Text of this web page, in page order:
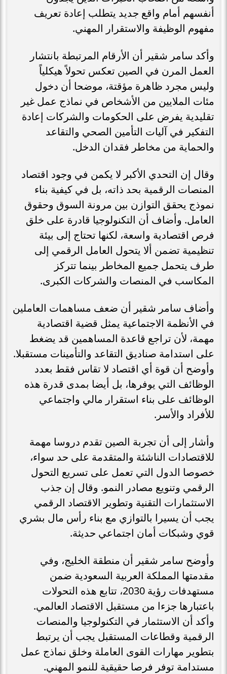
أنفسهم أمام واقع جديد يتطلب إعادة تعريف
مفهوم الوظيفة والاستقرار المهني.
وأكد سامر شقير أن الأرقام المرتبطة بانتشار
العمل المرن في الصين تعكس تحولاً هيكلياً
وليس مجرد ظاهرة مؤقتة، موضحا أن دخول
مئات الملايين من الأشخاص في نماذج عمل غير
تقليدية يفرض على الحكومات والشركات إعادة
التفكير في آليات التأمين الصحي والتقاعد
والحماية من مخاطر فقدان الدخل.
وقال إن التحدي الأكبر لا يكمن في وجود اقتصاد
المنصات الرقمية بحد ذاته، بل في كيفية بناء
نموذج يحقق التوازن بين مرونة السوق وحقوق
العامل. وأضاف أن التكنولوجيا قادرة على خلق
فرص اقتصادية واسعة، لكنها تحتاج إلى بيئة
تنظيمية تضمن ألا يتحول العامل الرقمي إلى
طرف يتحمل جميع المخاطر بينما تتركز
المكاسب في المنصات والشركات الكبرى.
وأضاف سامر شقير أن ضعف مساهمات العاملين
في الأنظمة الاجتماعية يمثل قضية اقتصادية
مهمة، لأن تراجع قاعدة المساهمين قد يضغط
على استدامة صناديق التقاعد والتأمينات مستقبلا.
وأوضح أن قوة أي اقتصاد لا تقاس فقط بعدد
الوظائف التي يوفرها، بل أيضا بمدى قدرة هذه
الوظائف على بناء استقرار مالي واجتماعي
للأفراد والأسر.
وأشار إلى أن تجربة الصين تقدم دروسا مهمة
للاقتصادات الناشئة والمتقدمة على حد سواء،
خصوصا الدول التي تعمل على تسريع التحول
الرقمي وتنويع مصادر النمو. وقال إن جذب
الاستثمارات التقنية وتطوير الاقتصاد الرقمي
يجب أن يسيرا بالتوازي مع بناء رأس مال بشري
قوي وشبكات أمان اجتماعي حديثة.
وأوضح سامر شقير أن منطقة الخليج، وفي
مقدمتها المملكة العربية السعودية ضمن
مستهدفات رؤية 2030، تتابع هذه التحولات
باعتبارها جزءا من مستقبل الاقتصاد العالمي.
وأكد أن الاستثمار في التكنولوجيا والمنصات
الرقمية وقطاعات المستقبل يجب أن يرتبط
بتطوير مهارات القوى العاملة وخلق نماذج عمل
مستدامة توفر فرصا حقيقية للنمو المهني.